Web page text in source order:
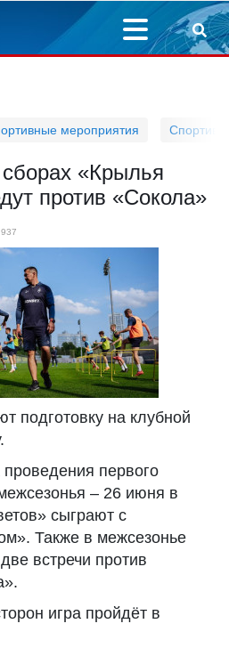
мероприятия
«Крылья
против «Сокола»
937
подготовку на клубной
первого
– 26 июня в
сыграют с
Также в межсезонье
встречи против
игра пройдёт в